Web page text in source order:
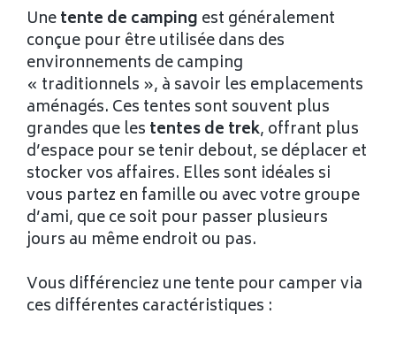
Unetente de camping est généralement
conçue pour être utilisée dans des
environnements de camping
« traditionnels », à savoir les emplacements
aménagés. Ces tentes sont souvent plus
grandes que les tentes de trek, offrant plus
d’espace pour se tenir debout, se déplacer et
stocker vos affaires. Elles sont idéales si
vous partez en famille ou avec votre groupe
d’ami, que ce soit pour passer plusieurs
jours au même endroit ou pas.
Vous différenciez une tente pour camper via
ces différentes caractéristiques :